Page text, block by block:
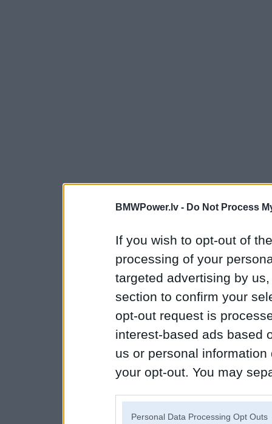
BMWPower.lv - Do Not Process
If you wish to opt-out of
processing of your
targeted advertising by
section to confirm your
opt-out request is
interest-based ads based
us or personal
your opt-out. You may
Personal Data Processing Opt Outs